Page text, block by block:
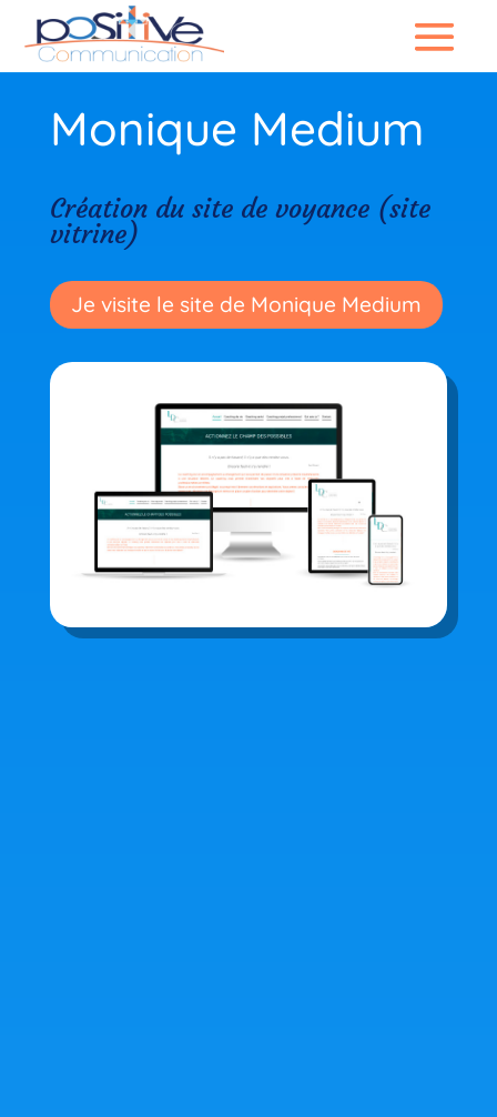
Monique Medium
Création du site de voyance (site
vitrine)
Je visite le site de Monique Medium